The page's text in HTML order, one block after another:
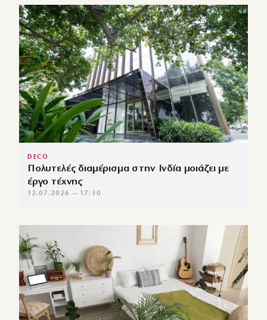
DECO
Πολυτελές διαμέρισμα στην Ινδία μοιάζει με
έργο τέχνης
12.07.2026 — 17:30